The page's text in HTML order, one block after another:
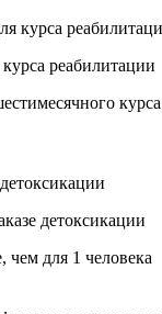
реабилитации
детоксикации
чем для 1 человека